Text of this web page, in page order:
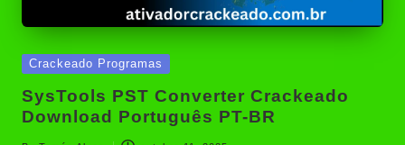
Posted
Crackeado Programas
SysTools PST Converter Crackeado
Download Português PT-BR